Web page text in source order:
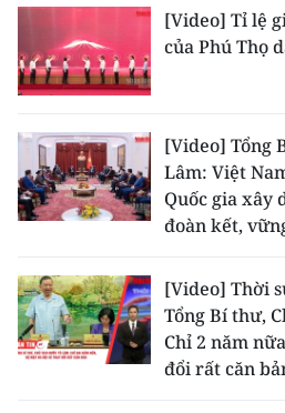
Bắc Trung Bộ
Duyên hải Nam Trung Bộ và
Nguyên
Đông Nam Bộ
Đồng bằng sông Cửu Long
Chuyên trang Hà Nội
Chuyên trang TP. Hồ Chí
CHUYÊN ĐỀ
[Video] Tỉ lệ
của Phú Thọ
[Video] Tổng
Lâm: Việt
Quốc gia xây
đoàn kết,
[Video] Thời
Tổng Bí thư,
Chỉ 2 năm
đổi rất căn